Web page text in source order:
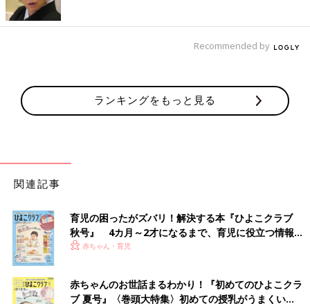
初めてママ＆パパのための365日の離乳食カレンダ
ー
Recommended by
ランキングをもっと見る
関連記事
育児の困ったがズバリ！解決する本『ひよこクラブ
秋号』 4カ月～2才になるまで、育児に役立つ情報が
いっぱい！
赤ちゃん・育児
赤ちゃんのお世話まるわかり！『初めてのひよこクラ
ブ 夏号』〈巻頭大特集〉初めての授乳がうまくい